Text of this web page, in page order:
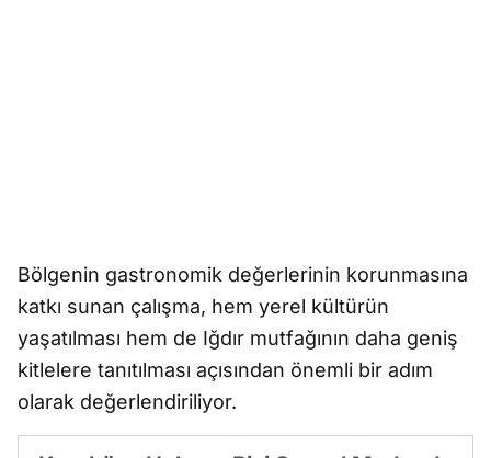
Bölgenin gastronomik değerlerinin korunmasına
katkı sunan çalışma, hem yerel kültürün
yaşatılması hem de Iğdır mutfağının daha geniş
kitlelere tanıtılması açısından önemli bir adım
olarak değerlendiriliyor.